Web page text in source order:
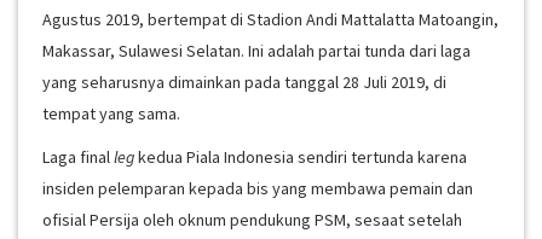
Agustus 2019, bertempat di Stadion Andi Mattalatta Matoangin,
Makassar, Sulawesi Selatan. Ini adalah partai tunda dari laga
yang seharusnya dimainkan pada tanggal 28 Juli 2019, di
tempat yang sama.
Laga finallegkedua Piala Indonesia sendiri tertunda karena
insiden pelemparan kepada bis yang membawa pemain dan
ofisial Persija oleh oknum pendukung PSM, sesaat setelah